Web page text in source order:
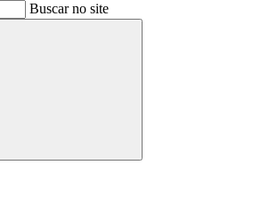
Buscar no site
Buscar